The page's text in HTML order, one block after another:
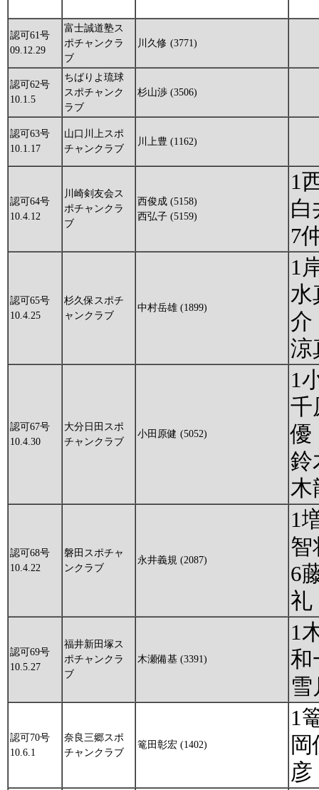
認可61号
09.12.29
富士誠道塾ス
ポチャンクラ
ブ
川久修 (3771)
認可62号
10.1.5
ちばりよ琉球
スポチャンク
ラブ
杉山渉 (3506)
認可63号
10.1.17
山口川上スポ
チャンクラブ
川上豊 (1162)
認可64号
10.4.12
川崎剣友会ス
ポチャンクラ
ブ
西俊成 (5158)
西弘子 (5159)
1
白
7
認可65号
10.4.25
杉久保スポチ
ャンクラブ
中村岳雄 (1899)
1
水
介
涼
認可67号
10.4.30
大分日田スポ
チャンクラブ
小田原健 (5052)
1
千
優
鈴
木
認可68号
10.4.22
磐田スポチャ
ンクラブ
永井義規 (2087)
1
智
6
礼
認可69号
10.5.27
福井新田塚ス
ポチャンクラ
ブ
木瀬備基 (3391)
1
和
雪
認可70号
10.6.1
奈良三郷スポ
チャンクラブ
篭田彰宏 (1402)
1
彦